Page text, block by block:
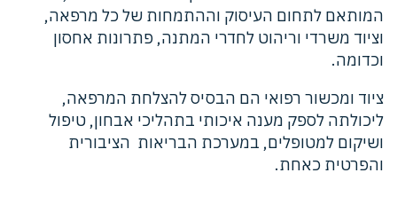
המותאם לתחום העיסוק וההתמחות של כל מרפאה,
וציוד משרדי וריהוט לחדרי המתנה, פתרונות אחסון
וכדומה.
ציוד ומכשור רפואי הם הבסיס להצלחת המרפאה,
ליכולתה לספק מענה איכותי בתהליכי אבחון, טיפול
ושיקום למטופלים, במערכת הבריאות הציבורית
והפרטית כאחת.